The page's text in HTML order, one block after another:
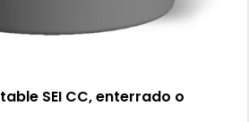
SEI CC, enterrado o